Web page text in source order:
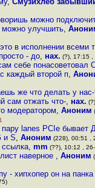
можно
можно улучшить,
в исполнении всеми
- до, нах. (?), 17:15 ,
себе понасоветовал
каждый второй п,
же что делать у
сам отжать что-, нах.
модератором, Аноним
lanes PCIe бывает
и S,Аноним (228), 00:51 ,
ссылка, mm (??), 10:12 ,
наверное , Аноним
- хипхопер он на панка